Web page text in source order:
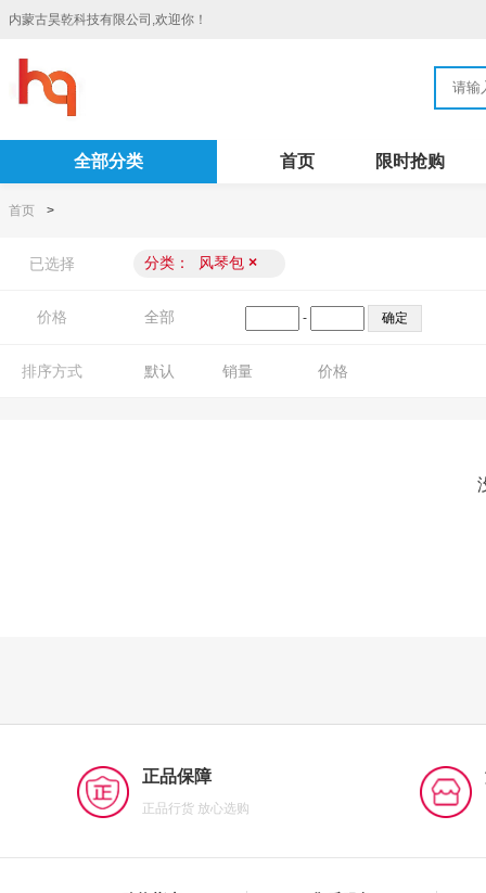
内蒙古昊乾科技有限公司,欢迎你！
全部分类 首页 限时抢购
首页 >
已选择 分类： 风琴包 ×
价格 全部 -
排序方式 默认 销量 价格
正品保障
正品行货 放心选购